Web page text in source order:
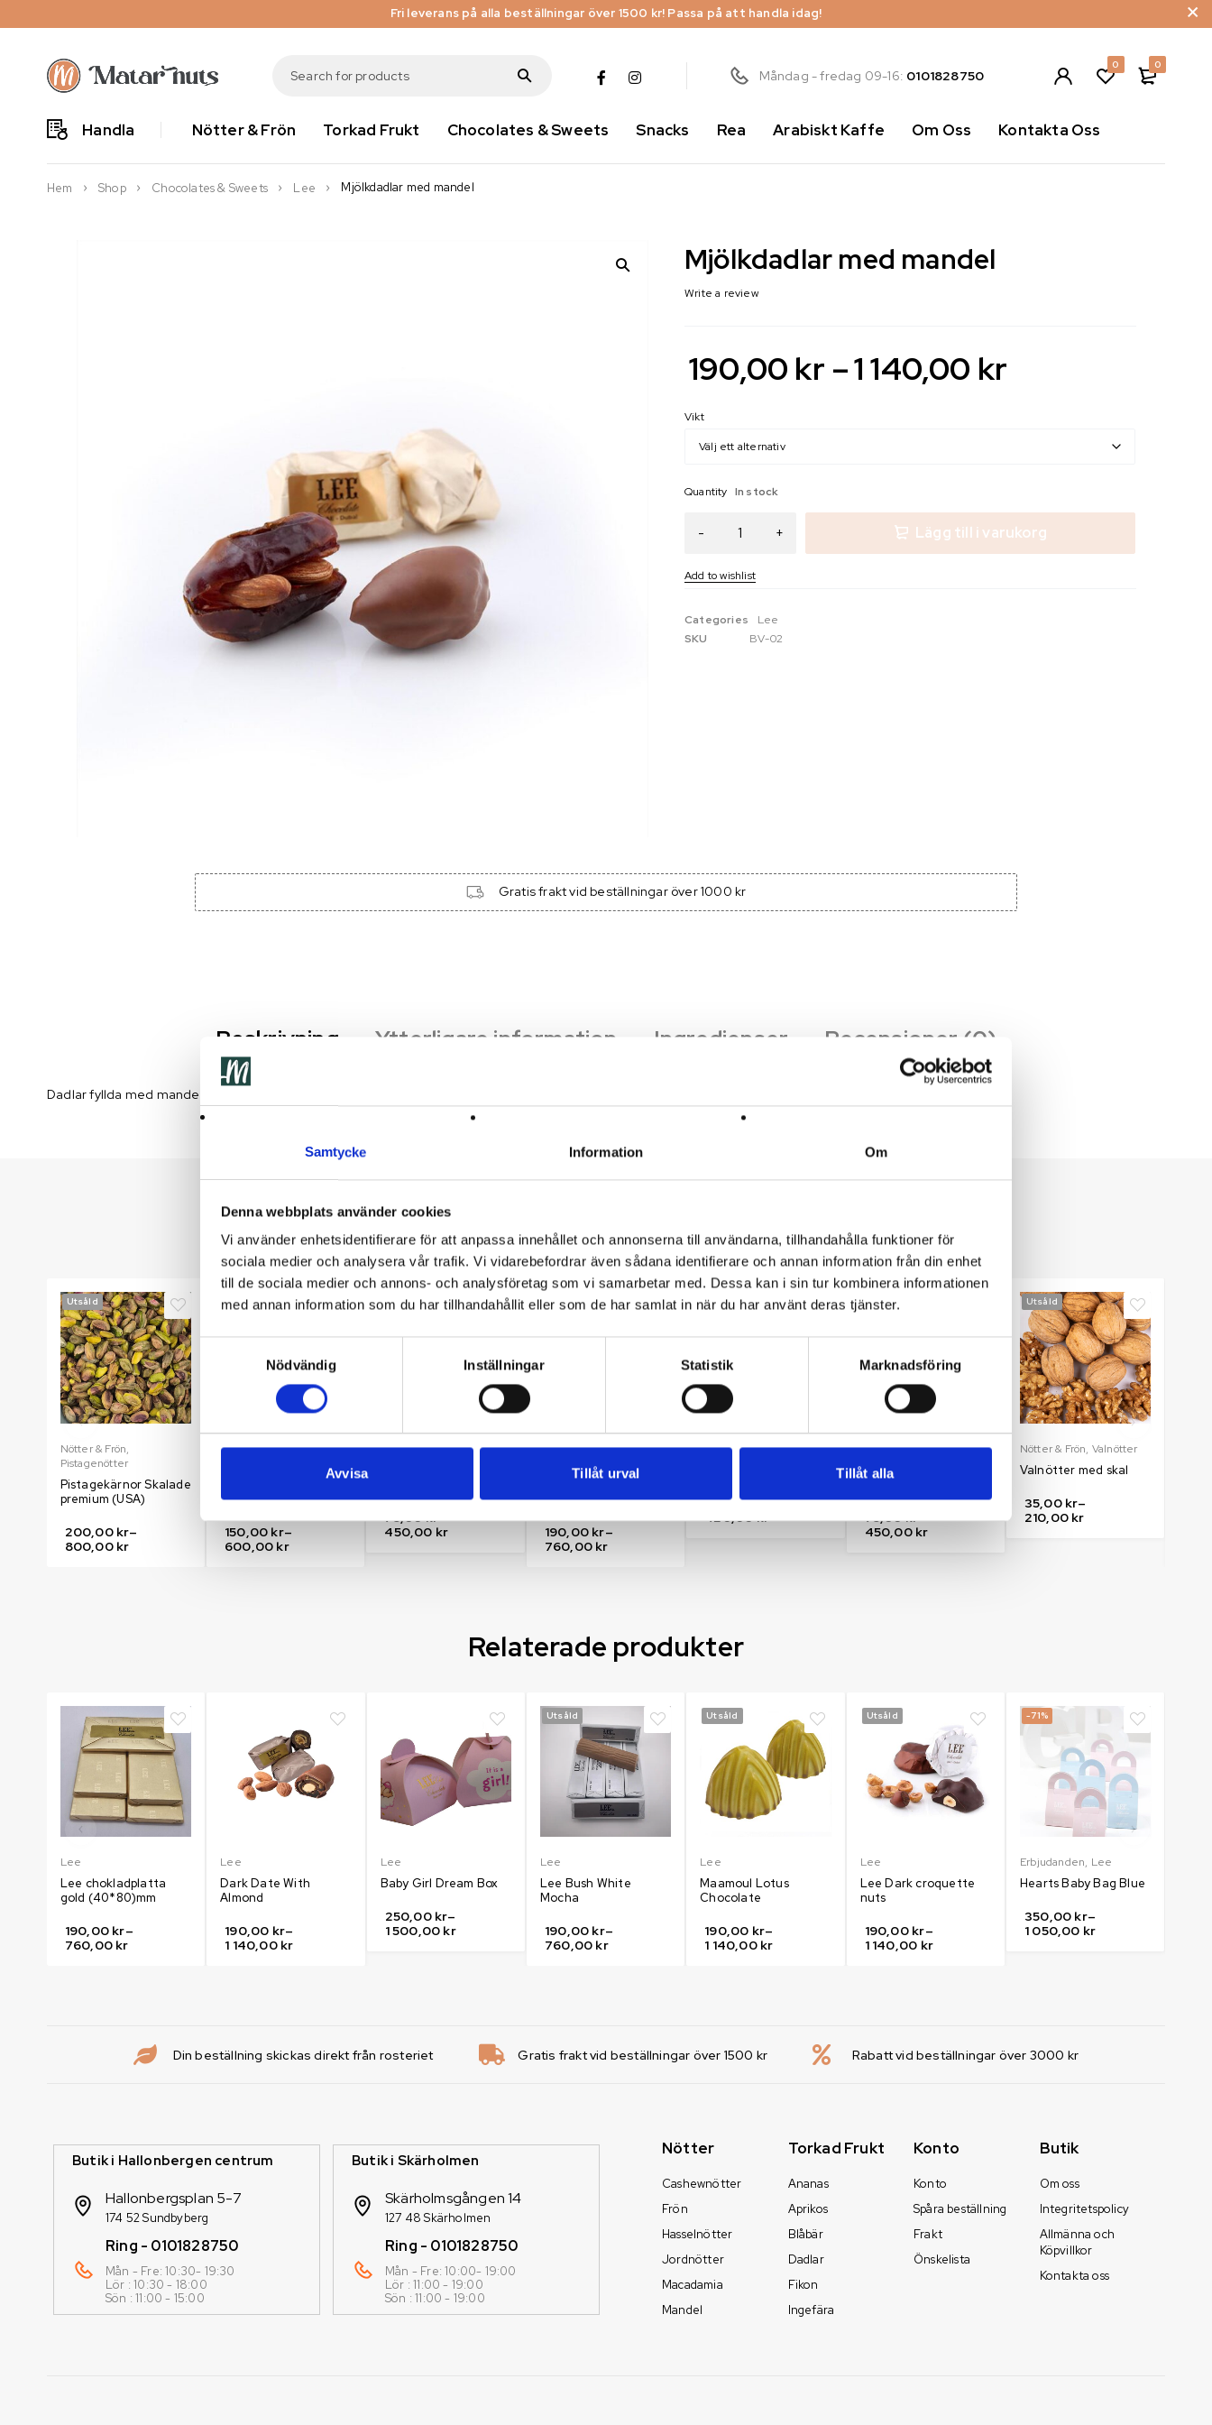
Samtycke Information Om
Denna webbplats använder cookies
Vi använder enhetsidentifierare för att anpassa innehållet och annonserna till användarna, tillhandahålla funktioner för
sociala medier och analysera vår trafik. Vi vidarebefordrar även sådana identifierare och annan information från din enhet
till de sociala medier och annons- och analysföretag som vi samarbetar med. Dessa kan i sin tur kombinera informationen
med annan information som du har tillhandahållit eller som de har samlat in när du har använt deras tjänster.
Nödvändig
Inställningar Statistik Marknadsföring
Avvisa Tillåt urval Tillåt alla
Fri leverans på alla beställningar över 1500 kr! Passa på att handla idag!
Måndag - fredag 09-16: 0101828750
0 0
Handla Nötter & Frön Torkad Frukt Chocolates & Sweets Snacks Rea Arabiskt Kaffe Om Oss Kontakta Oss
Hem Shop Chocolates & Sweets Lee Mjölkdadlar med mandel
Mjölkdadlar med mandel
Write a review
190,00 kr –1 140,00 kr
Vikt
Quantity In stock
Lägg till i varukorg
Categories
Lee
SKU
BV-02
Gratis frakt vid beställningar över 1000 kr
Beskrivning Ytterligare information Ingredienser Recensioner (0)
Dadlar fyllda med mandel täckta med mjölkchoklad
Featured products
Utsåld
Nötter & Frön,
Pistagenötter
Pistagekärnor Skalade
premium (USA)
200,00 kr–
800,00 kr
Utsåld
Nötter & Frön,
premium (turkiska)
150,00 kr–
600,00 kr
Het
Erbjudanden,Mandel,
75,00kr–
450,00 kr
Utsåld
Nötter & Frön,
Pistagenötter
premium (Syrisk)
190,00 kr–
760,00 kr
Het
Mandel ,Nötter & Frön
35,00kr–
420,00kr
Het
Erbjudanden,Mandel,
Nötter & Frön
75,00kr–
450,00 kr
Utsåld
Nötter & Frön, Valnötter
Valnötter med skal
35,00 kr–
210,00 kr
Relaterade produkter
Lee
Lee chokladplatta
gold (40*80)mm
190,00 kr–
760,00 kr
Lee
Dark Date With
Almond
190,00 kr–
1 140,00 kr
Lee
Baby Girl Dream Box
250,00 kr–
1 500,00 kr
Utsåld
Lee
Lee Bush White
Mocha
190,00 kr–
760,00 kr
Utsåld
Lee
Maamoul Lotus
Chocolate
190,00 kr–
1 140,00 kr
Utsåld
Lee
Lee Dark croquette
nuts
190,00 kr–
1 140,00 kr
-71%
Erbjudanden, Lee
Hearts Baby Bag Blue
350,00 kr–
1 050,00 kr
Din beställning skickas direkt från rosteriet Gratis frakt vid beställningar över 1500 kr Rabatt vid beställningar över 3000 kr
Butik i Hallonbergen centrum
Hallonbergsplan 5-7
174 52 Sundbyberg
Ring - 0101828750
Mån - Fre: 10:30- 19:30
Lör : 10:30 - 18:00
Sön : 11:00 - 15:00
Butik i Skärholmen
Skärholmsgången 14
127 48 Skärholmen
Ring - 0101828750
Mån - Fre: 10:00- 19:00
Lör : 11:00 - 19:00
Sön : 11:00 - 19:00
Nötter
Cashewnötter
Frön
Hasselnötter
Jordnötter
Macadamia
Mandel
Torkad Frukt
Ananas
Aprikos
Blåbär
Dadlar
Fikon
Ingefära
Konto
Konto
Spåra beställning
Frakt
Önskelista
Butik
Om oss
Integritetspolicy
Allmänna och
Köpvillkor
Kontakta oss